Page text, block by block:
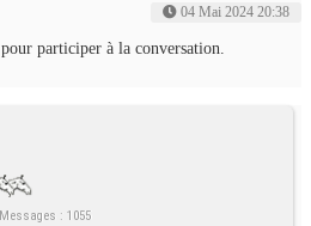
04 Mai 2024 20:38
pour participer à la conversation.
Messages : 1055